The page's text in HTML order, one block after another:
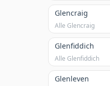
Glencraig
Alle Glencraig
Glenfiddich
Alle Glenfiddich
Glenleven